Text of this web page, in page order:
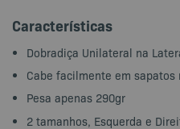
Características
Dobradiça Unilateral na
Cabe facilmente em sapatos
Pesa apenas 290gr
2 tamanhos, Esquerda e